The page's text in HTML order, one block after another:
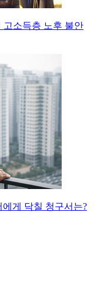
고소득층 노후 불안
에게 닥칠 청구서는?